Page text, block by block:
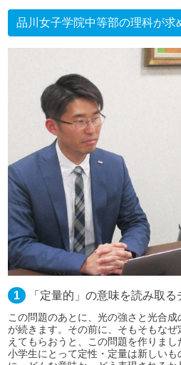
品川女子学院中等部の理科が求
1 「定量的」の意味を読み取る
この問題のあとに、光の強さと光合
が続きます。その前に、そもそもな
えてもらおうと、この問題を作りまし
小学生にとって定性・定量は新しい